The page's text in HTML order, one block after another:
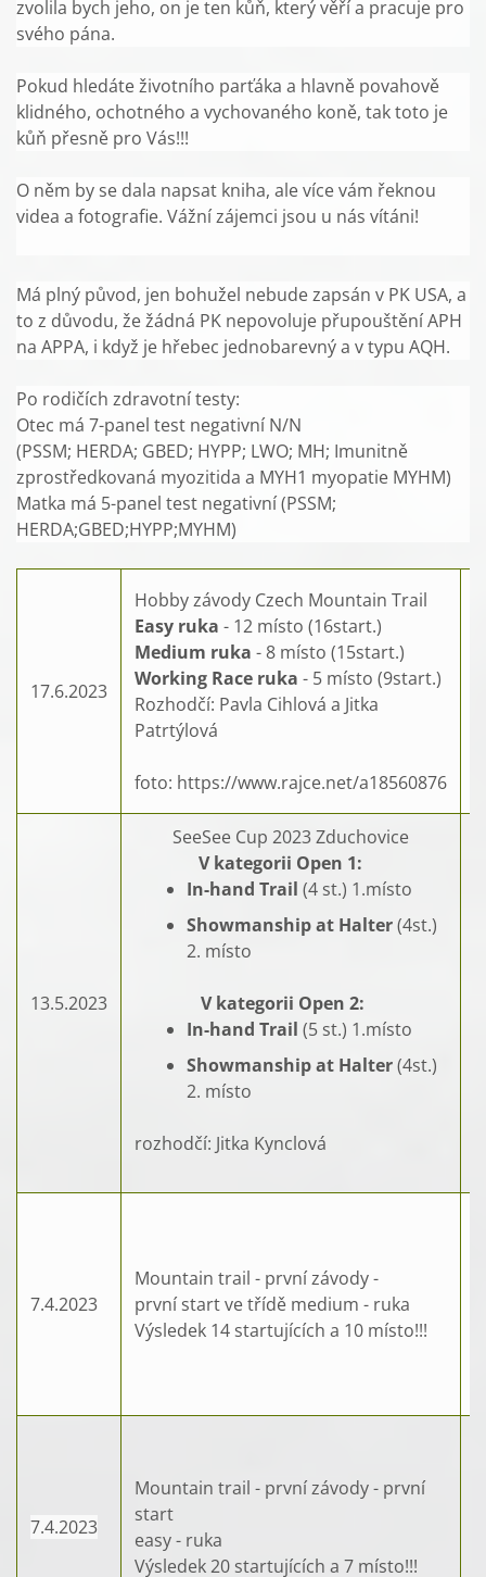
zvolila bych jeho, on je ten kůň, který věří a pracuje pro
svého pána.
Pokud hledáte životního parťáka a hlavně povahově
klidného, ochotného a vychovaného koně, tak toto je
kůň přesně pro Vás!!!
O něm by se dala napsat kniha, ale více vám řeknou
videa a fotografie. Vážní zájemci jsou u nás vítáni!
Má plný původ, jen bohužel nebude zapsán v PK USA, a
to z důvodu, že žádná PK nepovoluje přupouštění APH
na APPA, i když je hřebec jednobarevný a v typu AQH.
Po rodičích zdravotní testy:
Otec má 7-panel test negativní N/N
(PSSM; HERDA; GBED; HYPP; LWO; MH; Imunitně
zprostředkovaná myozitida a MYH1 myopatie MYHM)
Matka má 5-panel test negativní (PSSM;
HERDA;GBED;HYPP;MYHM)
17.6.2023
Hobby závody Czech Mountain Trail
Easy ruka - 12 místo (16start.)
Medium ruka - 8 místo (15start.)
Working Race ruka - 5 místo (9start.)
Rozhodčí: Pavla Cihlová a Jitka
Patrtýlová
foto: https://www.rajce.net/a18560876
13.5.2023
SeeSee Cup 2023 Zduchovice
V kategorii Open 1:
In-hand Trail (4 st.) 1.místo
Showmanship at Halter(4st.)
2. místo
V kategorii Open 2:
In-hand Trail (5 st.) 1.místo
Showmanship at Halter(4st.)
2. místo
rozhodčí: Jitka Kynclová
7.4.2023
Mountain trail - první závody -
první start ve třídě medium - ruka
Výsledek 14 startujících a 10 místo!!!
7.4.2023
Mountain trail - první závody - první
start
easy - ruka
Výsledek 20 startujících a 7 místo!!!